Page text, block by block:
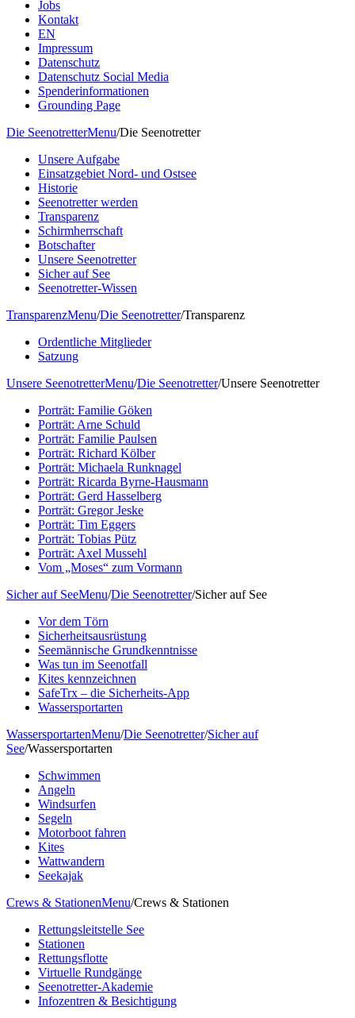
Jobs
Kontakt
EN
Impressum
Datenschutz
Datenschutz Social Media
Spenderinformationen
Grounding Page
Die SeenotretterMenu/Die Seenotretter
Unsere Aufgabe
Einsatzgebiet Nord- und Ostsee
Historie
Seenotretter werden
Transparenz
Schirmherrschaft
Botschafter
Unsere Seenotretter
Sicher auf See
Seenotretter-Wissen
TransparenzMenu/Die Seenotretter/Transparenz
Ordentliche Mitglieder
Satzung
Unsere SeenotretterMenu/Die Seenotretter/Unsere Seenotretter
Porträt: Familie Göken
Porträt: Arne Schuld
Porträt: Familie Paulsen
Porträt: Richard Kölber
Porträt: Michaela Runknagel
Porträt: Ricarda Byrne-Hausmann
Porträt: Gerd Hasselberg
Porträt: Gregor Jeske
Porträt: Tim Eggers
Porträt: Tobias Pütz
Porträt: Axel Mussehl
Vom „Moses“ zum Vormann
Sicher auf SeeMenu/Die Seenotretter/Sicher auf See
Vor dem Törn
Sicherheitsausrüstung
Seemännische Grundkenntnisse
Was tun im Seenotfall
Kites kennzeichnen
SafeTrx – die Sicherheits-App
Wassersportarten
WassersportartenMenu/Die Seenotretter/Sicher auf
See/Wassersportarten
Schwimmen
Angeln
Windsurfen
Segeln
Motorboot fahren
Kites
Wattwandern
Seekajak
Crews & StationenMenu/Crews & Stationen
Rettungsleitstelle See
Stationen
Rettungsflotte
Virtuelle Rundgänge
Seenotretter-Akademie
Infozentren & Besichtigung